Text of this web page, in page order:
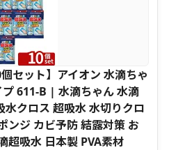
セット】アイオン 水滴ちゃ
611-B | 水滴ちゃん 水滴
クロス 超吸水 水切りクロ
ンジ カビ予防 結露対策 お
超吸水 日本製 PVA素材